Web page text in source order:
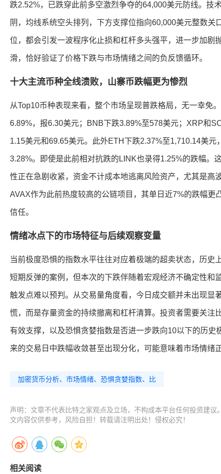
跌2.52%，已跌穿此前多空激烈争夺的64,000美元防线。技
阴，均线系统空头排列，下方支撑位指向60,000美元整数关
位，都会引发一波程序化止损和杠杆多头强平，进一步加剧
滑，恰好验证了价格下跌与市场情绪之间的负反馈循环。
十大主流币种全线溃败，山寨币跌幅更为惨烈
从Top10币种表现来看，整个市场呈现普跌格局，无一幸免
6.89%，报6.30美元；BNB下跌3.89%至578美元；XRP和
1.15美元和69.65美元。此外ETH下跌2.37%至1,710.14美元
3.28%。即使是此前相对抗跌的LINK也录得1.25%的跌幅。
性正在急剧收紧，资金不计成本地逃离风险资产，尤其是高
AVAX作为此前热度较高的公链项目，其单日近7%的跌幅更
信任。
情绪冰点下的市场特征与后续观察变量
当前极度恐惧的指数水平往往对应着极端的超卖状态，历史
短期反弹的案例，但本次的下跌伴随着宏观经济不确定性和
触发点难以预判。从交易量角度看，今日成交额并未出现显
慌，而是存量资金的持续撤离和杠杆清算。投资者需要关注
有效支撑，以及恐惧贪婪指数是否进一步跌向10以下的历史
来的交易日中跌幅收敛甚至出现分化，可能意味着市场情绪
加密货币分析、市场情绪、恐惧贪婪指数、比
声明：文章不代表比特之家观点及立场，不构成本平台任何投资建
文内容仅供参考，风险自担！转载请注明出处！侵权必究！
相关阅读